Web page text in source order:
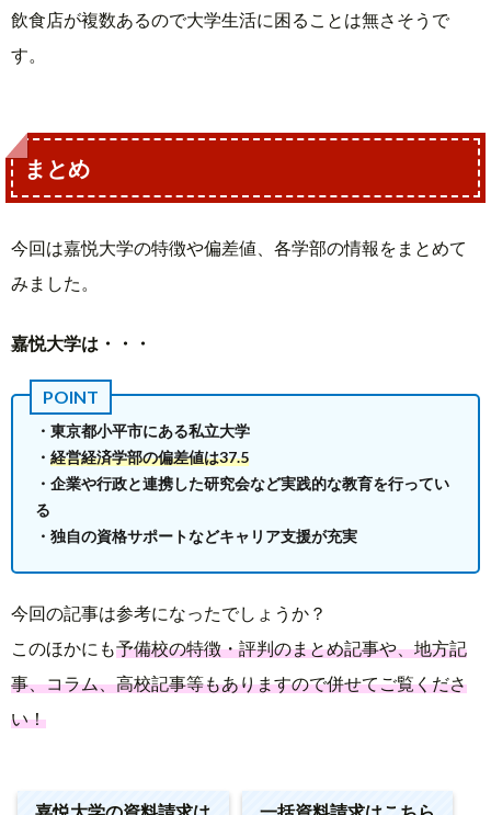
飲食店が複数あるので大学生活に困ることは無さそうで
す。
まとめ
今回は嘉悦大学の特徴や偏差値、各学部の情報をまとめて
みました。
嘉悦大学は・・・
・東京都小平市にある私立大学
・ 経営経済学部の偏差値は37.5
・企業や行政と連携した研究会など実践的な教育を行ってい
る
・独自の資格サポートなどキャリア支援が充実
今回の記事は参考になったでしょうか？
このほかにも予備校の特徴・評判のまとめ記事や、地方記
事、コラム、高校記事等もありますので併せてご覧くださ
い！